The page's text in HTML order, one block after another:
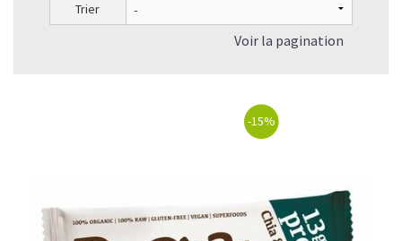
Trier
Voir la pagination
-15%